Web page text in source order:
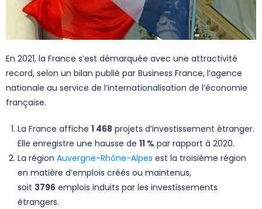
En 2021, la France s’est démarquée avec une attractivité
record, selon un bilan publié par Business France, l’agence
nationale au service de l’internationalisation de l’économie
française.
La France affiche 1 468 projets d’investissement étranger.
Elle enregistre une hausse de 11 % par rapport à 2020.
La région Auvergne-Rhône-Alpes est la troisième région
en matière d’emplois créés ou maintenus,
soit 3796 emplois induits par les investissements
étrangers.